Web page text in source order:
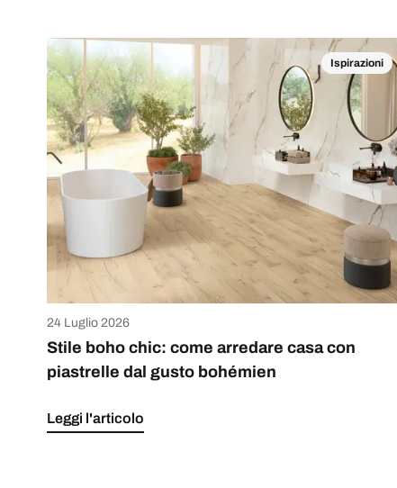
Ispirazioni
24 Luglio 2026
Stile boho chic: come arredare casa con
piastrelle dal gusto bohémien
Leggi l'articolo